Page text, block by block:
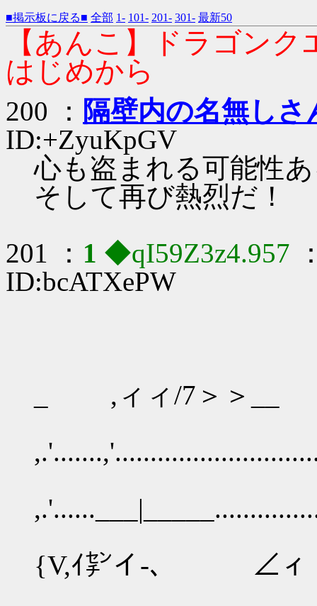
■掲示板に戻る■ 全部 1- 101- 201- 301- 最新50
【あんこ】ドラゴン
はじめから
200 ： 隔壁内の名無しさ
ID:+ZyuKpGV
心も盗まれる可能性
そして再び熱烈だ！
201 ： 1 ◆qI59Z3z4.957
ID:bcATXePW
_ ,ィィ/7＞＞__
{V,ｲ㌢イ-､ ∠ィ